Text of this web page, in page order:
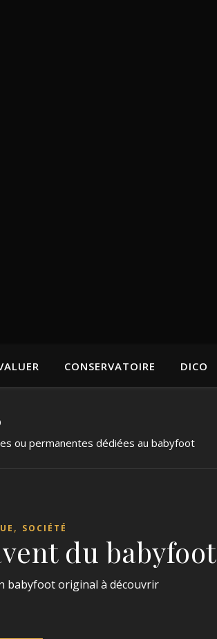
CONSERVATOIRE DICO
ou permanentes dédiées au babyfoot
, SOCIÉTÉ
du babyfoot
babyfoot original à découvrir